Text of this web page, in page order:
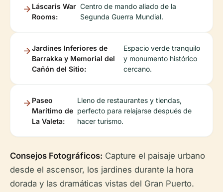
Láscaris War
Rooms:
Centro de mando aliado de la
Segunda Guerra Mundial.
Jardines Inferiores de
Barrakka y Memorial del
Cañón del Sitio:
Espacio verde tranquilo
y monumento histórico
cercano.
Paseo
Marítimo de
La Valeta:
Lleno de restaurantes y tiendas,
perfecto para relajarse después de
hacer turismo.
Consejos Fotográficos: Capture el paisaje urbano
desde el ascensor, los jardines durante la hora
dorada y las dramáticas vistas del Gran Puerto.